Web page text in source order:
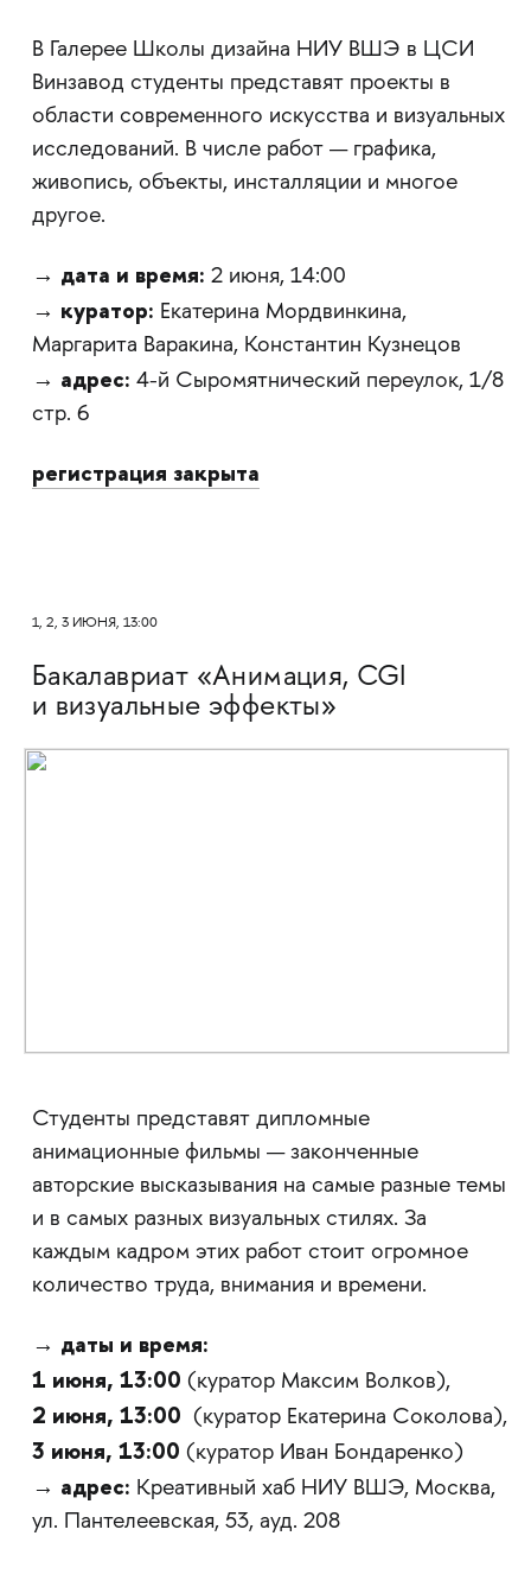
В Галерее Школы дизайна НИУ ВШЭ в ЦСИ
Винзавод студенты представят проекты в
области современного искусства и визуальных
исследований. В числе работ — графика,
живопись, объекты, инсталляции и многое
другое.
→ дата и время: 2 июня, 14:00
→ куратор: Екатерина Мордвинкина,
Маргарита Варакина, Константин Кузнецов
→ адрес: 4-й Сыромятнический переулок, 1/8
стр. 6
регистрация закрыта
1, 2, 3 ИЮНЯ, 13:00
Бакалавриат «Анимация, CGI
и визуальные эффекты»
Студенты представят дипломные
анимационные фильмы — законченные
авторские высказывания на самые разные темы
и в самых разных визуальных стилях. За
каждым кадром этих работ стоит огромное
количество труда, внимания и времени.
→ даты и время:
1 июня, 13:00 (куратор Максим Волков),
2 июня, 13:00 (куратор Екатерина Соколова),
3 июня, 13:00 (куратор Иван Бондаренко)
→ адрес: Креативный хаб НИУ ВШЭ, Москва,
ул. Пантелеевская, 53, ауд. 208